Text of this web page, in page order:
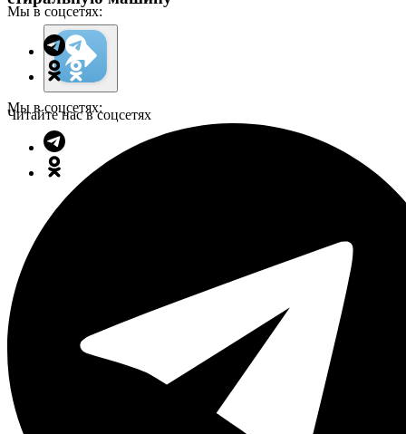
Мы в соцсетях:
Мы в соцсетях:
Читайте нас в соцсетях